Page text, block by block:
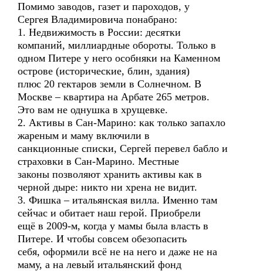
Помимо заводов, газет и пароходов, у
Сергея Владимировича понабрано:
1. Недвижимость в России: десятки
компаний, миллиардные обороты. Только в
одном Питере у него особняки на Каменном
острове (исторические, блин, здания)
плюс 20 гектаров земли в Солнечном. В
Москве – квартира на Арбате 265 метров.
Это вам не однушка в хрущевке.
2. Активы в Сан-Марино: как только запахло
жареным и маму включили в
санкционные списки, Сергей перевел бабло и
страховки в Сан-Марино. Местные
законы позволяют хранить активы как в
черной дыре: никто ни хрена не видит.
3. Фишка – итальянская вилла. Именно там
сейчас и обитает наш герой. Приобрели
ещё в 2009-м, когда у мамы была власть в
Питере. И чтобы совсем обезопасить
себя, оформили всё не на него и даже не на
маму, а на левый итальянский фонд